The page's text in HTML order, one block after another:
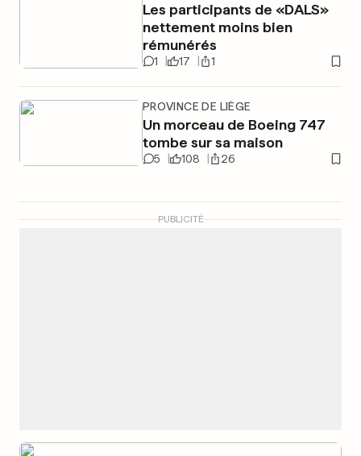
Les participants de «DALS»
nettement moins bien
rémunérés
1 17 1
PROVINCE DE LIÈGE
Un morceau de Boeing 747
tombe sur sa maison
5 108 26
PUBLICITÉ